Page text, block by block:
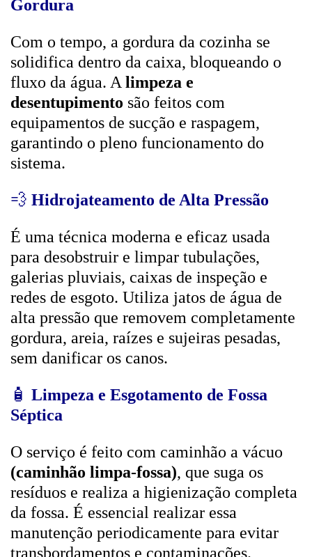
Gordura
Com o tempo, a gordura da cozinha se
solidifica dentro da caixa, bloqueando o
fluxo da água. A limpeza e
desentupimento são feitos com
equipamentos de sucção e raspagem,
garantindo o pleno funcionamento do
sistema.
💨 Hidrojateamento de Alta Pressão
É uma técnica moderna e eficaz usada
para desobstruir e limpar tubulações,
galerias pluviais, caixas de inspeção e
redes de esgoto. Utiliza jatos de água de
alta pressão que removem completamente
gordura, areia, raízes e sujeiras pesadas,
sem danificar os canos.
🧴 Limpeza e Esgotamento de Fossa
Séptica
O serviço é feito com caminhão a vácuo
(caminhão limpa-fossa), que suga os
resíduos e realiza a higienização completa
da fossa. É essencial realizar essa
manutenção periodicamente para evitar
transbordamentos e contaminações.